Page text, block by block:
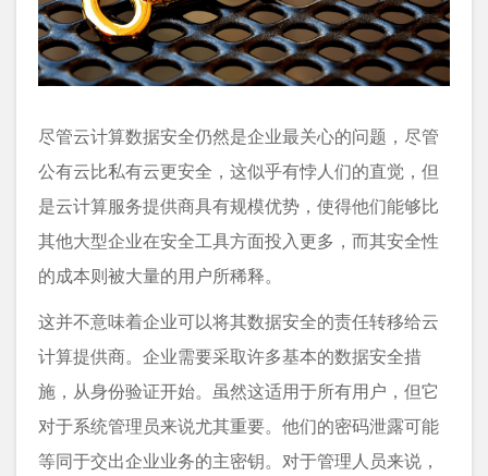
尽管云计算数据安全仍然是企业最关心的问题，尽管
公有云比私有云更安全，这似乎有悖人们的直觉，但
是云计算服务提供商具有规模优势，使得他们能够比
其他大型企业在安全工具方面投入更多，而其安全性
的成本则被大量的用户所稀释。
这并不意味着企业可以将其数据安全的责任转移给云
计算提供商。企业需要采取许多基本的数据安全措
施，从身份验证开始。虽然这适用于所有用户，但它
对于系统管理员来说尤其重要。他们的密码泄露可能
等同于交出企业业务的主密钥。对于管理人员来说，